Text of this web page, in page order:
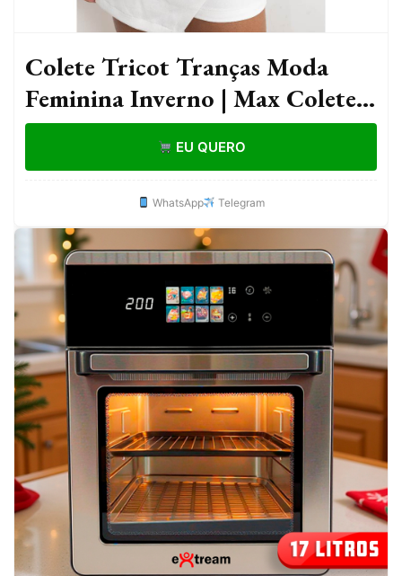
Colete Tricot Tranças Moda
Feminina Inverno | Max Colete
Regata Suéter Tricot Feminino
Inverno
EU QUERO
WhatsApp Telegram